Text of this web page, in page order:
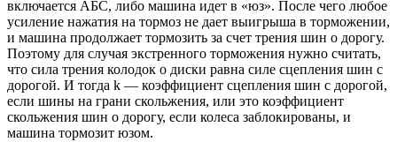
включается АБС, либо машина идет в «юз». После чего любое
усиление нажатия на тормоз не дает выигрыша в торможении,
и машина продолжает тормозить за счет трения шин о дорогу.
Поэтому для случая экстренного торможения нужно считать,
что сила трения колодок о диски равна силе сцепления шин с
дорогой. И тогда k — коэффициент сцепления шин с дорогой,
если шины на грани скольжения, или это коэффициент
скольжения шин о дорогу, если колеса заблокированы, и
машина тормозит юзом.